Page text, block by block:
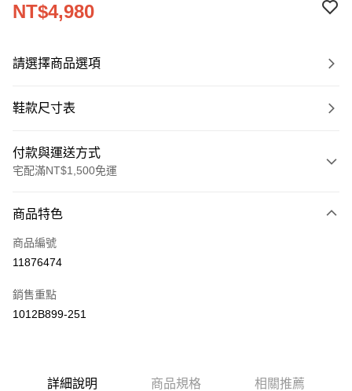
NT$4,980
請選擇商品選項
鞋款尺寸表
付款與運送方式
宅配滿NT$1,500免運
信用卡一次付款
運送方式
黑貓宅急便 (僅限台灣本島，離島恕不配送) 預計2-3個工作天到貨
每筆NT$120，滿NT$1,500(含以上)免運費
商品特色
商品編號
11876474
銷售重點
1012B899-251
詳細說明 商品規格 相關推薦